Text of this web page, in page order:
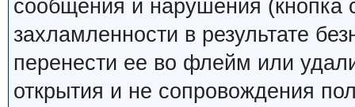
сообщения и нарушения
захламленности в результате
перенести ее во флейм или
открытия и не сопровождения